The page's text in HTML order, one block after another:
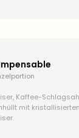
Kaffee-
mit